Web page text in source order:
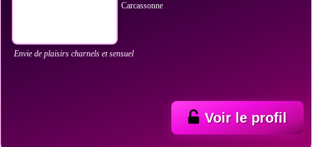
Carcassonne
Envie de plaisirs charnels et sensuel
Voir le profil